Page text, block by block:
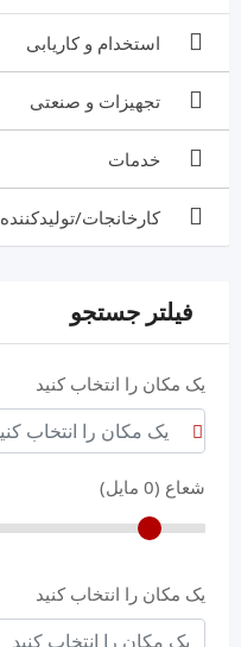
استخدام و کاریابی
تجهیزات و صنعتی
خدمات
کارخانجات/تولیدکننده
فیلتر جستجو
یک مکان را انتخاب کنید
شعاع (0 مایل)
یک مکان را انتخاب کنید